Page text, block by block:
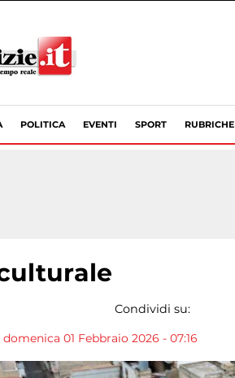
POLITICA EVENTI SPORT RUBRICHE
Condividi su:
domenica 01 Febbraio 2026 - 07:16